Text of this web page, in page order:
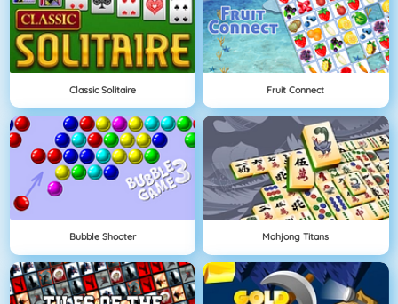
Classic Solitaire Fruit Connect
Bubble Shooter Mahjong Titans